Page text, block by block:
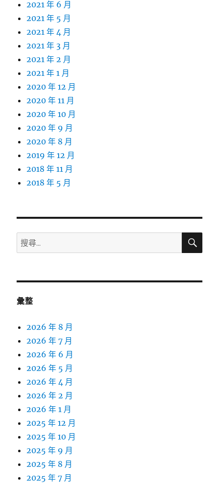
2021 年 6 月
2021 年 5 月
2021 年 4 月
2021 年 3 月
2021 年 2 月
2021 年 1 月
2020 年 12 月
2020 年 11 月
2020 年 10 月
2020 年 9 月
2020 年 8 月
2019 年 12 月
2018 年 11 月
2018 年 5 月
搜
尋
鍵
搜
彙整
2026 年 8 月
2026 年 7 月
2026 年 6 月
2026 年 5 月
2026 年 4 月
2026 年 2 月
2026 年 1 月
2025 年 12 月
2025 年 10 月
2025 年 9 月
2025 年 8 月
2025 年 7 月